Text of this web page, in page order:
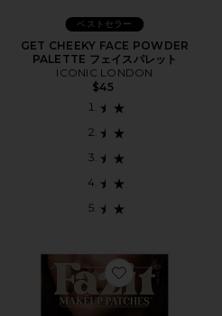
ベストセラー
GET CHEEKY FACE POWDER
PALETTE フェイスパレット
ICONIC LONDON
$45
Favorite